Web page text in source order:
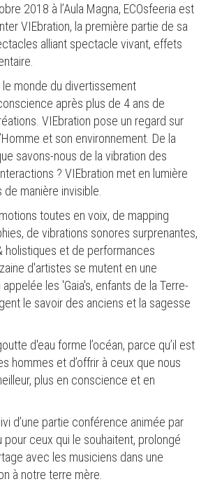
2018 à l’Aula Magna, ECOsfeeria est
VIEbration, la première partie de sa
alliant spectacle vivant, effets
le monde du divertissement
après plus de 4 ans de
VIEbration pose un regard sur
et son environnement. De la
savons-nous de la vibration des
? VIEbration met en lumière
manière invisible.
toutes en voix, de mapping
de vibrations sonores surprenantes,
holistiques et de performances
d'artistes se mutent en une
les 'Gaia's, enfants de la Terre-
le savoir des anciens et la sagesse
d'eau forme l’océan, parce qu’il est
hommes et d’offrir à ceux que nous
plus en conscience et en
d’une partie conférence animée par
ceux qui le souhaitent, prolongé
avec les musiciens dans une
à notre terre mère.